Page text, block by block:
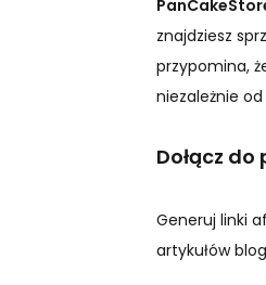
znajdziesz
przypomina,
niezależnie
Dołącz
Generuj linki
artykułów